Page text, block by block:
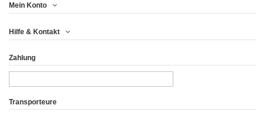
Mein Konto
Hilfe & Kontakt
Zahlung
Transporteure